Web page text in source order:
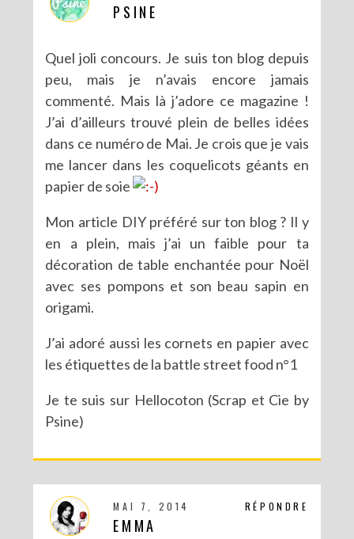
PSINE
Quel joli concours. Je suis ton blog depuis
peu, mais je n’avais encore jamais
commenté. Mais là j’adore ce magazine !
J’ai d’ailleurs trouvé plein de belles idées
dans ce numéro de Mai. Je crois que je vais
me lancer dans les coquelicots géants en
papier de soie
Mon article DIY préféré sur ton blog ? Il y
en a plein, mais j’ai un faible pour ta
décoration de table enchantée pour Noël
avec ses pompons et son beau sapin en
origami.
J’ai adoré aussi les cornets en papier avec
les étiquettes de la battle street food n°1
Je te suis sur Hellocoton (Scrap et Cie by
Psine)
RÉPONDRE
MAI 7, 2014
EMMA